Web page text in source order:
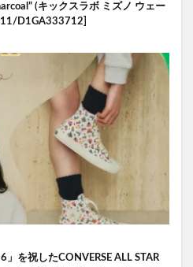
(キックスラボ ミズノ ウェー
D1GA333712]
」を祝したCONVERSE ALL STAR